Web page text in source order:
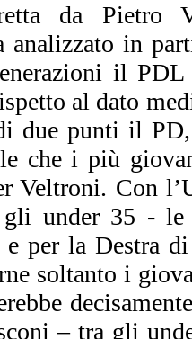
da Pietro
analizzato in
il
al dato
due punti il
che i più
Veltroni. Con
under 35 - le
per la Destra
soltanto i
– tra gli